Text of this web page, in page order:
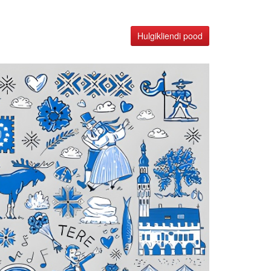
Hulgikliendi pood